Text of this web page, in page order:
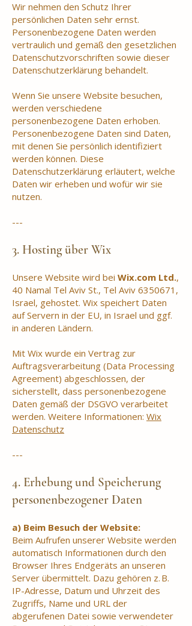
Wir nehmen den Schutz Ihrer
persönlichen Daten sehr ernst.
Personenbezogene Daten werden
vertraulich und gemäß den gesetzlichen
Datenschutzvorschriften sowie dieser
Datenschutzerklärung behandelt.
Wenn Sie unsere Website besuchen,
werden verschiedene
personenbezogene Daten erhoben.
Personenbezogene Daten sind Daten,
mit denen Sie persönlich identifiziert
werden können. Diese
Datenschutzerklärung erläutert, welche
Daten wir erheben und wofür wir sie
nutzen.
---
3. Hosting über Wix
Unsere Website wird bei Wix.com Ltd.,
40 Namal Tel Aviv St., Tel Aviv 6350671 ,
Israel, gehostet. Wix speichert Daten
auf Servern in der EU, in Israel und ggf.
in anderen Ländern.
Mit Wix wurde ein Vertrag zur
Auftragsverarbeitung (Data Processing
Agreement) abgeschlossen, der
sicherstellt, dass personenbezogene
Daten gemäß der DSGVO verarbeitet
werden. Weitere Informationen: Wix
Datenschutz
---
4. Erhebung und Speicherung
personenbezogener Daten
a) Beim Besuch der Website:
Beim Aufrufen unserer Website werden
automatisch Informationen durch den
Browser Ihres Endgeräts an unseren
Server übermittelt. Dazu gehören z. B.
IP-Adresse, Datum und Uhrzeit des
Zugriffs, Name und URL der
abgerufenen Datei sowie verwendeter